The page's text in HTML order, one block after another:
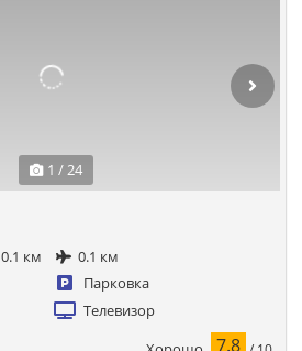
1 / 24
0.1 км
0.1 км
Парковка
Телевизор
7.8